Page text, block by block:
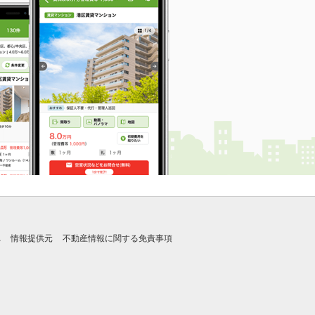
情報提供元 不動産情報に関する免責事項